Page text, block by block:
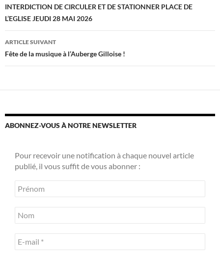
des
articles
INTERDICTION DE CIRCULER ET DE STATIONNER PLACE DE
L’EGLISE JEUDI 28 MAI 2026
ARTICLE SUIVANT
Fête de la musique à l’Auberge Gilloise !
ABONNEZ-VOUS À NOTRE NEWSLETTER
Pour recevoir une notification à chaque nouvel article
publié, il vous suffit de vous abonner :